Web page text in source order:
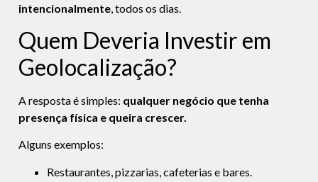
intencionalmente , todos os dias.
Quem Deveria Investir em
Geolocalização?
A resposta é simples: qualquer negócio que tenha
presença física e queira crescer.
Alguns exemplos:
Restaurantes, pizzarias, cafeterias e bares.